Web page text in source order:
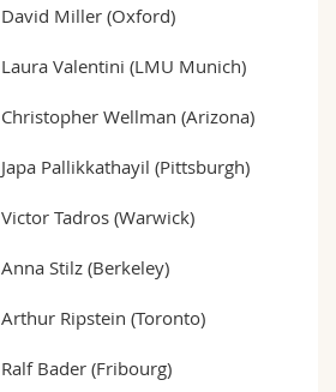
David Miller (Oxford)
Laura Valentini (LMU Munich)
Christopher Wellman (Arizona)
Japa Pallikkathayil (Pittsburgh)
Victor Tadros (Warwick)
Anna Stilz (Berkeley)
Arthur Ripstein (Toronto)
Ralf Bader (Fribourg)